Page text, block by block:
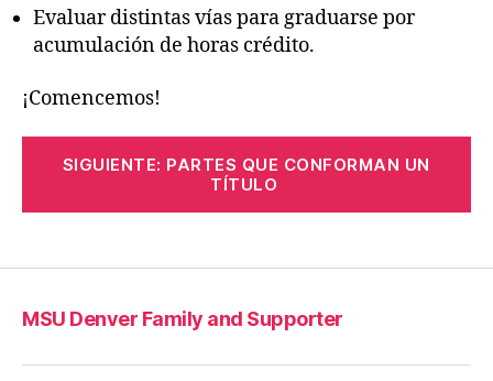
Evaluar distintas vías para graduarse por
acumulación de horas crédito.
¡Comencemos!
SIGUIENTE: PARTES QUE CONFORMAN UN
TÍTULO
MSU Denver Family and Supporter